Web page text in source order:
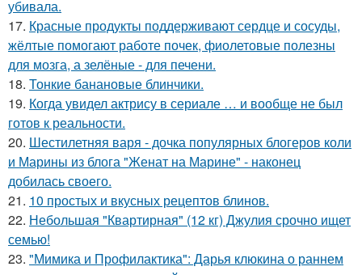
убивала.
17. Красные продукты поддерживают сердце и сосуды,
жёлтые помогают работе почек, фиолетовые полезны
для мозга, а зелёные - для печени.
18. Тонкие банановые блинчики.
19. Когда увидел актрису в сериале … и вообще не был
готов к реальности.
20. Шестилетняя варя - дочка популярных блогеров коли
и Марины из блога "Женат на Марине" - наконец
добилась своего.
21. 10 простых и вкусных рецептов блинов.
22. Небольшая "Квартирная" (12 кг) Джулия срочно ищет
семью!
23. "Мимика и Профилактика": Дарья клюкина о раннем